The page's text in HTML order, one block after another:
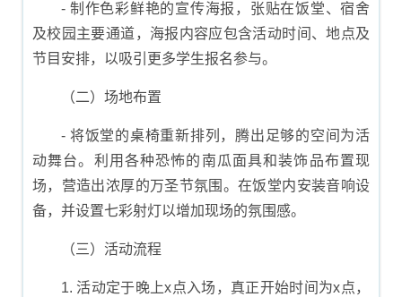
- 制作色彩鲜艳的宣传海报，张贴在饭堂、宿舍
及校园主要通道，海报内容应包含活动时间、地点及
节目安排，以吸引更多学生报名参与。
（二）场地布置
- 将饭堂的桌椅重新排列，腾出足够的空间为活
动舞台。利用各种恐怖的南瓜面具和装饰品布置现
场，营造出浓厚的万圣节氛围。在饭堂内安装音响设
备，并设置七彩射灯以增加现场的氛围感。
（三）活动流程
1. 活动定于晚上x点入场，真正开始时间为x点，